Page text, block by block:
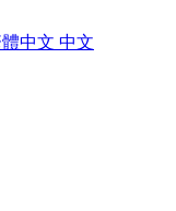
中文